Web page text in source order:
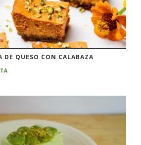
DE QUESO CON CALABAZA